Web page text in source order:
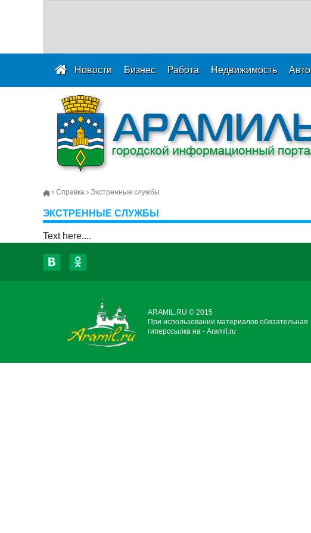
Новости Бизнес Работа Недвижимость Авто
Справка Экстренные службы
ЭКСТРЕННЫЕ СЛУЖБЫ
Text here....
ARAMIL.RU © 2015
При использовании материалов обязательная
гиперссылка на - Aramil.ru